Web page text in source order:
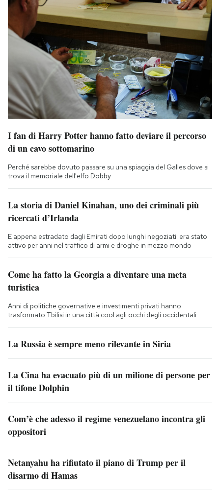
I fan di Harry Potter hanno fatto deviare il percorso
di un cavo sottomarino
Perché sarebbe dovuto passare su una spiaggia del Galles dove si
trova il memoriale dell'elfo Dobby
La storia di Daniel Kinahan, uno dei criminali più
ricercati d’Irlanda
E appena estradato dagli Emirati dopo lunghi negoziati: era stato
attivo per anni nel traffico di armi e droghe in mezzo mondo
Come ha fatto la Georgia a diventare una meta
turistica
Anni di politiche governative e investimenti privati hanno
trasformato Tbilisi in una città cool agli occhi degli occidentali
La Russia è sempre meno rilevante in Siria
La Cina ha evacuato più di un milione di persone per
il tifone Dolphin
Com’è che adesso il regime venezuelano incontra gli
oppositori
Netanyahu ha rifiutato il piano di Trump per il
disarmo di Hamas